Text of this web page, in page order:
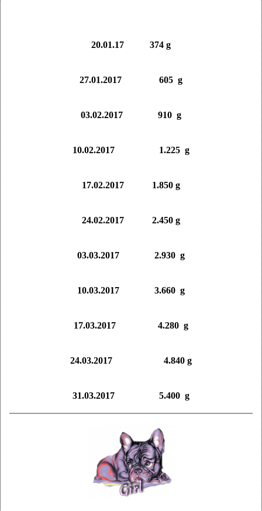
20.01.17 374 g
27.01.2017 605 g
03.02.2017 910 g
10.02.2017 1.225 g
17.02.2017 1.850 g
24.02.2017 2.450 g
03.03.2017 2.930 g
10.03.2017 3.660 g
17.03.2017 4.280 g
24.03.2017 4.840 g
31.03.2017 5.400 g